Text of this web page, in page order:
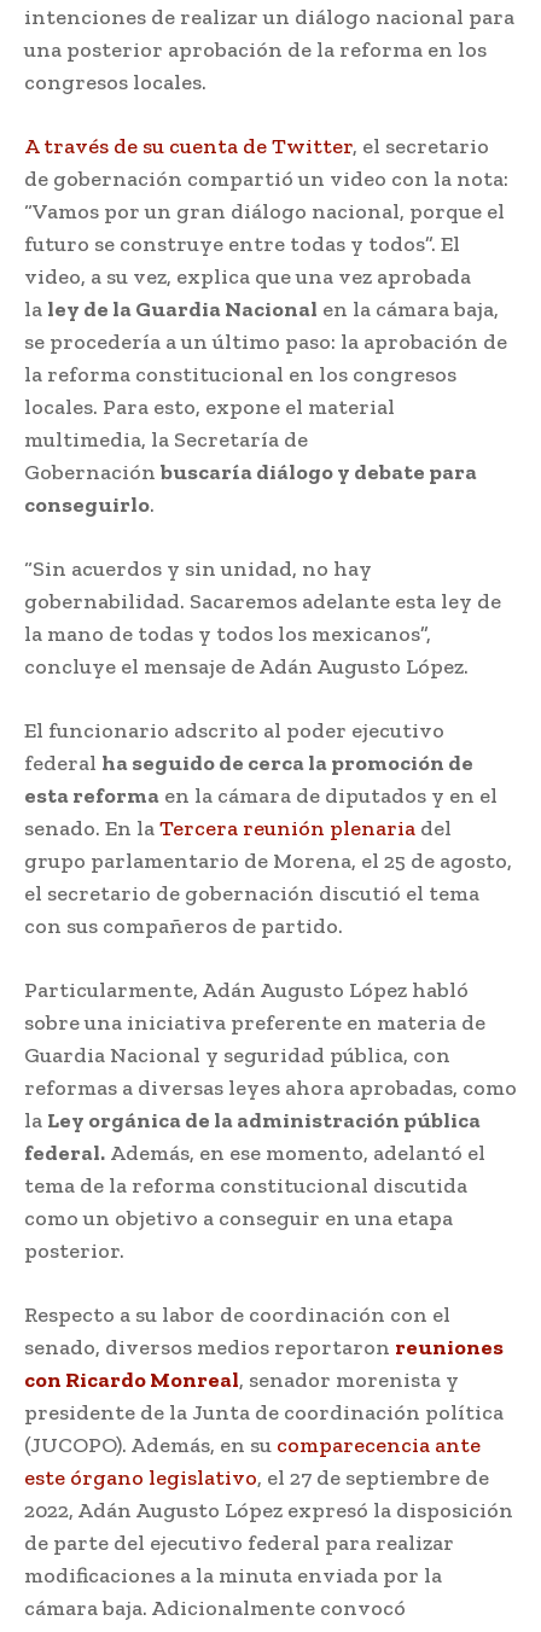
intenciones de realizar un diálogo nacional para
una posterior aprobación de la reforma en los
congresos locales.
A través de su cuenta de Twitter, el secretario
de gobernación compartió un video con la nota:
“Vamos por un gran diálogo nacional, porque el
futuro se construye entre todas y todos”. El
video, a su vez, explica que una vez aprobada
la ley de la Guardia Nacional en la cámara baja,
se procedería a un último paso: la aprobación de
la reforma constitucional en los congresos
locales. Para esto, expone el material
multimedia, la Secretaría de
Gobernación buscaría diálogo y debate para
conseguirlo.
“Sin acuerdos y sin unidad, no hay
gobernabilidad. Sacaremos adelante esta ley de
la mano de todas y todos los mexicanos”,
concluye el mensaje de Adán Augusto López.
El funcionario adscrito al poder ejecutivo
federal ha seguido de cerca la promoción de
esta reforma en la cámara de diputados y en el
senado. En laTercera reunión plenaria del
grupo parlamentario de Morena, el 25 de agosto,
el secretario de gobernación discutió el tema
con sus compañeros de partido.
Particularmente, Adán Augusto López habló
sobre una iniciativa preferente en materia de
Guardia Nacional y seguridad pública, con
reformas a diversas leyes ahora aprobadas, como
la Ley orgánica de la administración pública
federal. Además, en ese momento, adelantó el
tema de la reforma constitucional discutida
como un objetivo a conseguir en una etapa
posterior.
Respecto a su labor de coordinación con el
senado, diversos medios reportaron reuniones
con Ricardo Monreal, senador morenista y
presidente de la Junta de coordinación política
(JUCOPO). Además, en su comparecencia ante
este órgano legislativo, el 27 de septiembre de
2022, Adán Augusto López expresó la disposición
de parte del ejecutivo federal para realizar
modificaciones a la minuta enviada por la
cámara baja. Adicionalmente convocó